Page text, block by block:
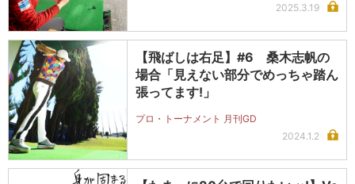
2025.3.19
【飛ばしは右足】#6 桑木志帆の
場合「見えない部分でめっちゃ踏ん
張ってます!」
プロ・トーナメント 月刊GD
2024.1.2